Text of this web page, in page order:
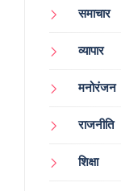
समाचार
व्यापार
मनोरंजन
राजनीति
शिक्षा